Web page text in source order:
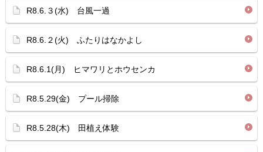
R8.6.３(水) 台風一過
R8.6.２(火) ふたりはなかよし
R8.6.1(月) ヒマワリとホウセンカ
R8.5.29(金) プール掃除
R8.5.28(木) 田植え体験